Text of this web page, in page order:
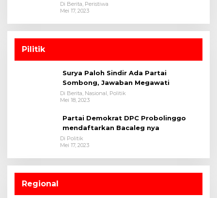
Di Berita, Peristiwa
Mei 17, 2023
Pilitik
Surya Paloh Sindir Ada Partai
Sombong, Jawaban Megawati
Di Berita, Nasional, Politik
Mei 18, 2023
Partai Demokrat DPC Probolinggo
mendaftarkan Bacaleg nya
Di Politik
Mei 17, 2023
Regional